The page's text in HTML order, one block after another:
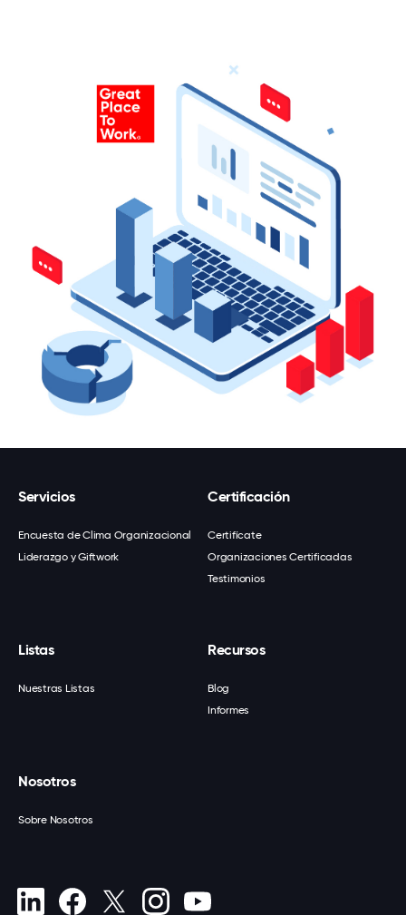
Servicios
Encuesta de Clima Organizacional
Liderazgo y Giftwork
Certificación
Certifícate
Organizaciones Certificadas
Testimonios
Listas
Nuestras Listas
Recursos
Blog
Informes
Nosotros
Sobre Nosotros